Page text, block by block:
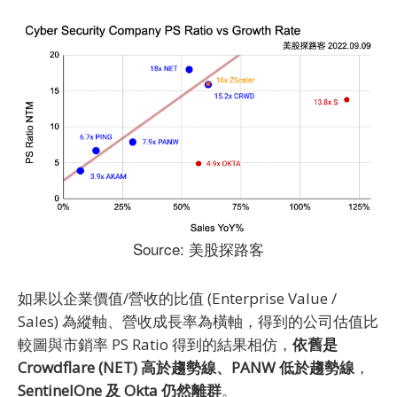
Source: 美股探路客
如果以企業價值/營收的比值 (Enterprise Value /
Sales) 為縱軸、營收成長率為橫軸，得到的公司估值比
較圖與市銷率 PS Ratio 得到的結果相仿， 依舊是
Crowdflare (NET) 高於趨勢線、PANW 低於趨勢線 ，
SentinelOne 及 Okta 仍然離群。